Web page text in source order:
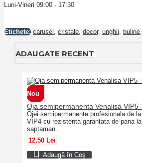
Luni-Vineri 09:00 - 17:30
Etichete: carusel cristale decor, unghii buline
ADAUGATE RECENT
Nou
Oja semipermanenta Venalisa
Ojei semipermanente profesionala de
VIP4 cu rezistenta garantata de pana
saptaman..
12,50 Lei
Adaugă în Coş